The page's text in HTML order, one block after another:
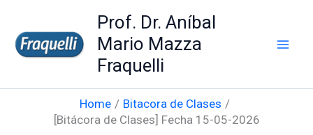
content
Prof. Dr. Aníbal
Mario Mazza
Fraquelli
Home
Bitacora de Clases
[Bitácora de Clases] Fecha 15-05-2026